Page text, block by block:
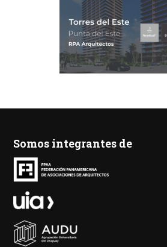
Somos integrantes de